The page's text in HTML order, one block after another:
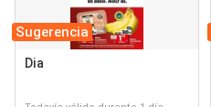
Sugerencia
Dia